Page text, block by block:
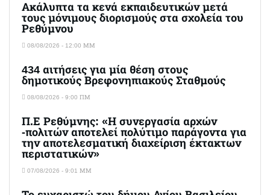
Ακάλυπτα τα κενά εκπαιδευτικών μετά
τους μόνιμους διορισμούς στα σχολεία του
Ρεθύμνου
08/08/2026 - 12:00 ΜΜ
434 αιτήσεις για μία θέση στους
δημοτικούς Βρεφονηπιακούς Σταθμούς
08/08/2026 - 9:00 ΠΜ
Π.Ε Ρεθύμνης: «Η συνεργασία αρχών
-πολιτών αποτελεί πολύτιμο παράγοντα για
την αποτελεσματική διαχείριση έκτακτων
περιστατικών»
07/08/2026 - 9:01 ΜΜ